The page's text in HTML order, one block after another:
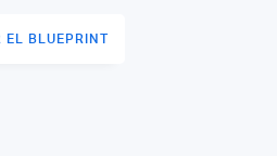
EL BLUEPRINT